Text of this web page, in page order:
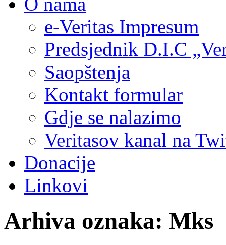
e-Veritas Impresum
Predsjednik D.I.C
Saopštenja
Kontakt formular
Gdje se nalazimo
Veritasov kanal na
Donacije
Linkovi
Arhiva oznaka: Mks